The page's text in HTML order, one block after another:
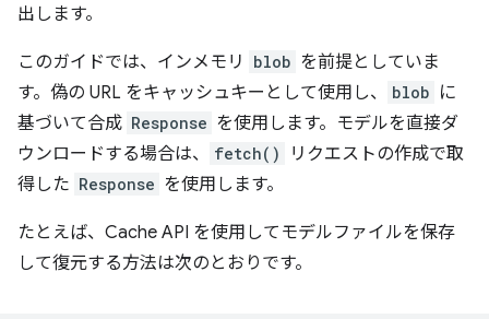
出します。
このガイドでは、インメモリ blob を前提としていま
す。偽の URL をキャッシュキーとして使用し、
blob に
基づいて合成 Response を使用します。モデルを直接ダ
ウンロードする場合は、
fetch()
リクエストの作成で取
得した Response を使用します。
たとえば、Cache API を使用してモデルファイルを保存
して復元する方法は次のとおりです。